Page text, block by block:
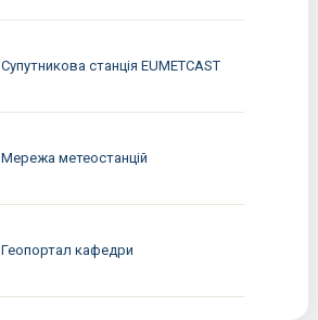
Супутникова станція EUMETCAST
Мережа метеостанцій
Геопортал кафедри